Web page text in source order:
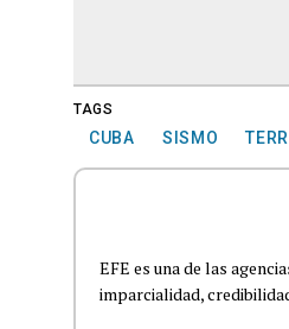
TAGS
CUBA SISMO
EFE es una de las
imparcialidad,